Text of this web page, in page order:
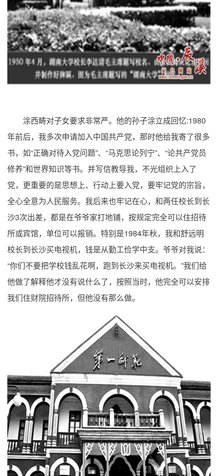
涂西畴对子女要求非常严。他的孙子涂立成回忆:1980
年前后，我多次申请加入中国共产党，那时他给我寄了很多
书，如“正确对待入党问题”、 “马克思论列宁”、 “论共产党员
修养”和世界知识等书。并写信教导我，不光组织上入了
党，更重要的是思想上、行动上要入党，要牢记党的宗旨，
全心全意为人民服务。我后来也牢记在心，和两任校长到长
沙3次出差，都是在爷爷家打地铺，按规定完全可以住招待
所或宾馆，单位可以报销。特别是1984年秋，我和舒远明
校长到长沙买电视机，钱是从勤工俭学中支。爷爷对我说：
“你们不要把学校钱乱花啊，跑到长沙来买电视机。 ”我们给
他做了解释他才没有说什么了，按照当时，他完全可以安排
我们住财院招待所，但他没有那么做。